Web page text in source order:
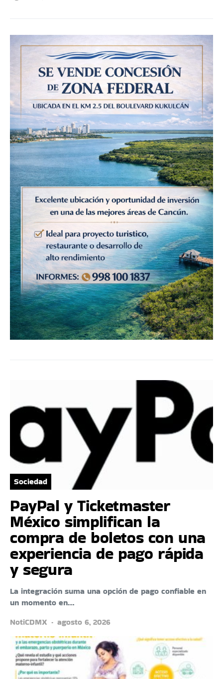
Sociedad
PayPal y Ticketmaster
México simplifican la
compra de boletos con una
experiencia de pago rápida
y segura
La integración suma una opción de pago confiable en
un momento en…
NotiCDMX
agosto 6, 2026